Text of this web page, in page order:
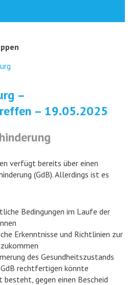
–
– 19.05.2025
verfügt bereits über einen
(GdB). Allerdings ist es
Bedingungen im Laufe der
Erkenntnisse und Richtlinien zur
des Gesundheitszustands
rechtfertigen könnte
besteht, gegen einen Bescheid